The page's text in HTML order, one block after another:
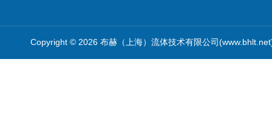
Copyright © 2026 布赫（上海）流体技术有限公司